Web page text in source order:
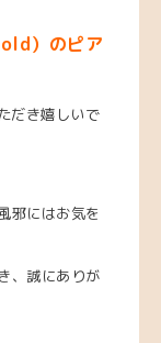
）のピア
だき嬉しいで
邪にはお気を
誠にありが